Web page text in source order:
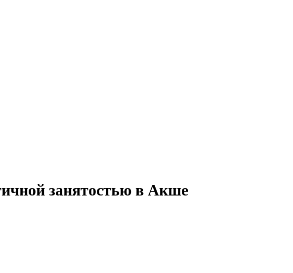
занятостью в Акше